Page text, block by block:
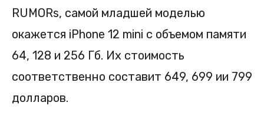
RUMORs, самой младшей моделью
окажется iPhone 12 mini с объемом памяти
64, 128 и 256 Гб. Их стоимость
соответственно составит 649, 699 ии 799
долларов.